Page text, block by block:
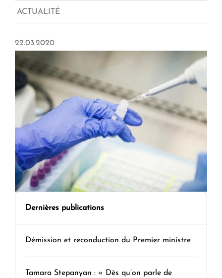
ACTUALITÉ
22.03.2020
Dernières publications
Démission et reconduction du Premier ministre
Tamara Stepanyan : « Dès qu’on parle de